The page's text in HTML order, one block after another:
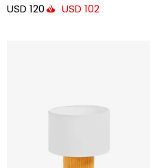
USD 120 USD 102